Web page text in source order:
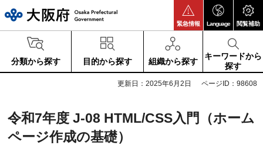
緊急情報 Language 閲覧補助
分類から探す 目的から探す 組織から探す
キーワードから
探す
更新日：2025年6月2日 ページID：98608
令和7年度 J-08 HTML/CSS入門（ホーム
ページ作成の基礎）